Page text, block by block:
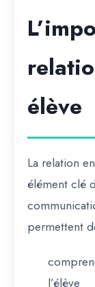
élève
La relation
élément clé
permettent
l’élève